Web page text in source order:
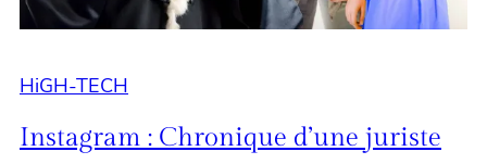
HiGH-TECH
Instagram : Chronique d’une juriste